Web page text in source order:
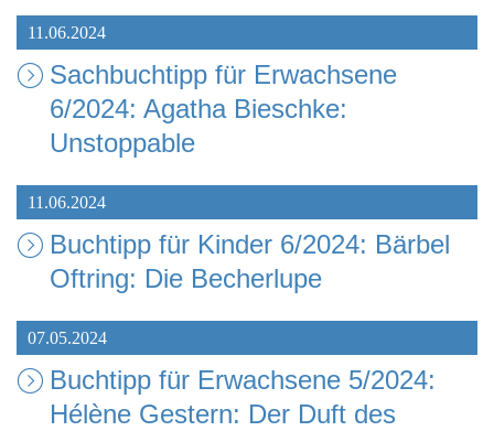
11.06.2024
Sachbuchtipp für Erwachsene
6/2024: Agatha Bieschke:
Unstoppable
11.06.2024
Buchtipp für Kinder 6/2024: Bärbel
Oftring: Die Becherlupe
07.05.2024
Buchtipp für Erwachsene 5/2024:
Hélène Gestern: Der Duft des